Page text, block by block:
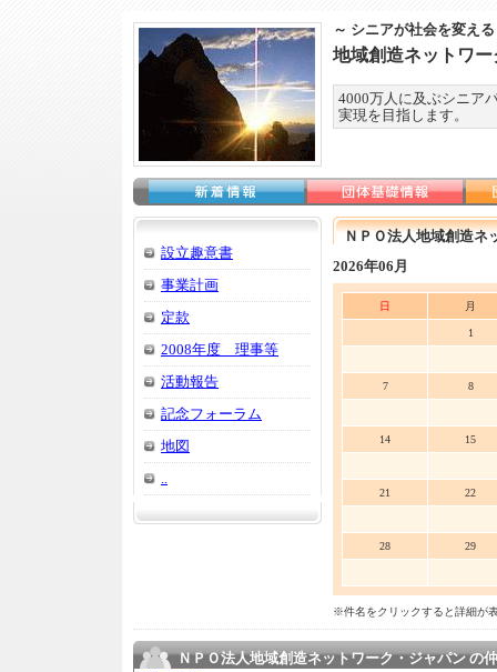
～ シニアが社会を変え
地域創造ネットワ
4000万人に及ぶシニア
実現を目指します。
設立趣意書
事業計画
定款
2008年度 理事等
活動報告
記念フォーラム
地図
..
ＮＰＯ法人地域創造ネ
2026年06月
日 月
1
7 8
14 15
21 22
28 29
※件名をクリックすると詳細が
ＮＰＯ法人地域創造ネットワーク・ジャパン の